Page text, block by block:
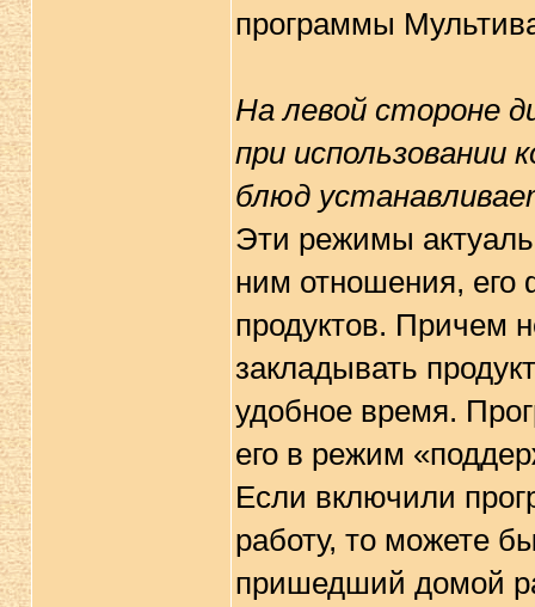
программы
На левой стороне
при использовании
блюд
Эти режимы
ним отношения, его
продуктов. Причем
закладывать
удобное время.
его в режим
Если включили
работу, то можете
пришедший домой